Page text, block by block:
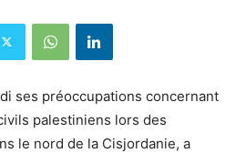
ses préoccupations concernant
palestiniens lors des
le nord de la Cisjordanie, a